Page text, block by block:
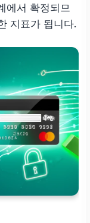
에서 확정되므
지표가 됩니다.